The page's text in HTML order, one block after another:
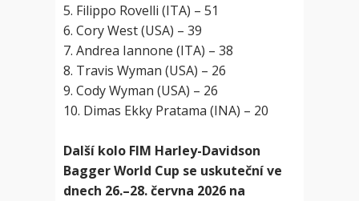
5. Filippo Rovelli (ITA) – 51
6. Cory West (USA) – 39
7. Andrea Iannone (ITA) – 38
8. Travis Wyman (USA) – 26
9. Cody Wyman (USA) – 26
10. Dimas Ekky Pratama (INA) – 20
Další kolo FIM Harley-Davidson
Bagger World Cup se uskuteční ve
dnech 26.–28. června 2026 na